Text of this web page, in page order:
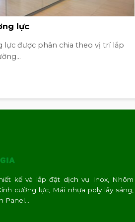
lực
lực được phân chia theo vị trí lắp
kế và lắp đặt dịch vụ Inox, Nhôm
cường lực, Mái nhựa poly lấy sáng,
Panel…